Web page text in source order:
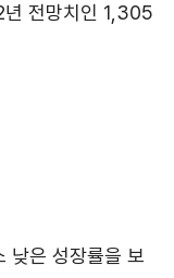
전망치인 1,305
은 성장률을 보